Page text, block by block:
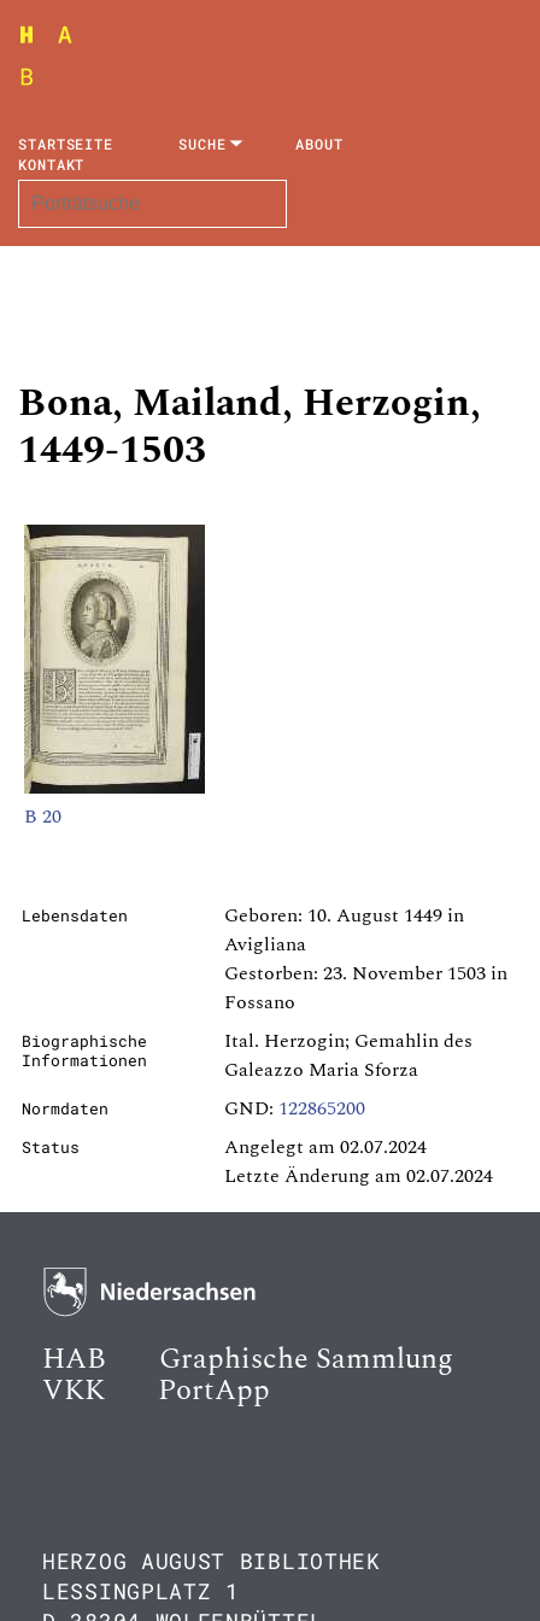
STARTSEITE SUCHE
ABOUT
KONTAKT
Bona, Mailand, Herzogin,
1449-1503
B 20
Lebensdaten
Geboren: 10. August 1449 in
Avigliana
Gestorben: 23. November 1503 in
Fossano
Biographische
Informationen
Ital. Herzogin; Gemahlin des
Galeazzo Maria Sforza
Normdaten GND: 122865200
Status
Angelegt am 02.07.2024
Letzte Änderung am 02.07.2024
HAB Graphische Sammlung
VKK PortApp
HERZOG AUGUST BIBLIOTHEK
LESSINGPLATZ 1